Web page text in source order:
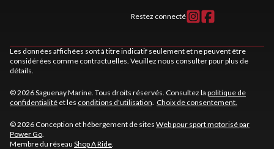
Restez connecté
Les données affichées sont à titre indicatif seulement et ne peuvent être
considérées comme contractuelles. Veuillez nous consulter pour plus de
détails.
© 2026 Saguenay Marine. Tous droits réservés. Consultez la politique de
confidentialité et les conditions d'utilisation. Choix de consentement.
© 2026 Conception et hébergement de sites Web pour sport motorisé par
Power Go.
Membre du réseau Shop A Ride.